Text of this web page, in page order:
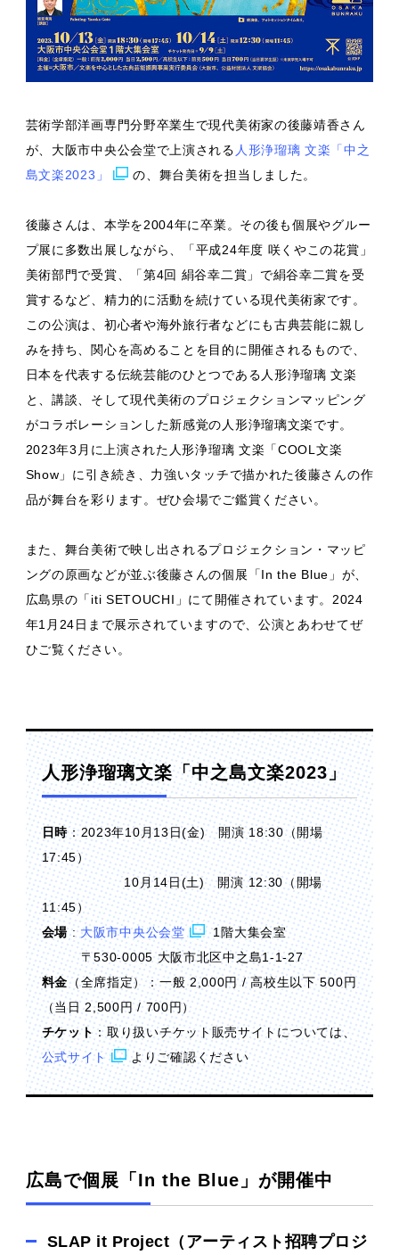
芸術学部洋画専門分野卒業生で現代美術家の後藤靖香さん
が、大阪市中央公会堂で上演される 人形浄瑠璃 文楽「中之
島文楽2023」
の、舞台美術を担当しました。
後藤さんは、本学を2004年に卒業。その後も個展やグルー
プ展に多数出展しながら、「平成24年度 咲くやこの花賞」
美術部門で受賞、「第4回 絹谷幸二賞」で絹谷幸二賞を受
賞するなど、精力的に活動を続けている現代美術家です。
この公演は、初心者や海外旅行者などにも古典芸能に親し
みを持ち、関心を高めることを目的に開催されるもので、
日本を代表する伝統芸能のひとつである人形浄瑠璃 文楽
と、講談、そして現代美術のプロジェクションマッピング
がコラボレーションした新感覚の人形浄瑠璃文楽です。
2023年3月に上演された人形浄瑠璃 文楽「COOL文楽
Show」に引き続き、力強いタッチで描かれた後藤さんの作
品が舞台を彩ります。ぜひ会場でご鑑賞ください。
また、舞台美術で映し出されるプロジェクション・マッピ
ングの原画などが並ぶ後藤さんの個展「In the Blue」が、
広島県の「iti SETOUCHI」にて開催されています。2024
年1月24日まで展示されていますので、公演とあわせてぜ
ひご覧ください。
人形浄瑠璃文楽「中之島文楽2023」
日時：2023年10月13日(金) 開演 18:30（開場
17:45）
10月14日(土) 開演 12:30（開場
11:45）
会場:大阪市中央公会堂
1階大集会室
〒530-0005 大阪市北区中之島1-1-27
料金（全席指定）：一般 2,000円 / 高校生以下 500円
（当日 2,500円 / 700円）
チケット：取り扱いチケット販売サイトについては、
公式サイト
よりご確認ください
広島で個展「In the Blue」が開催中
SLAP it Project（アーティスト招聘プロジ